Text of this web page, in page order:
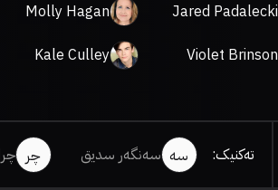
Jared Padalecki
Molly Hagan
Violet Brinson
Kale Culley
تەکنیک: سە سەنگەر سدیق چر